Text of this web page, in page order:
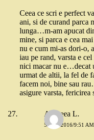
Ceea ce scri e perfect
ani, si de curand parca
lunga…m-am apucat
mine, si parca e cea
nu e cum mi-as dori-o,
iau pe rand, varsta e
nici macar nu e…decat
urmat de altii, la fel de
facem noi, bine sau
asigure varsta, fericirea
Andreea L.
5 MAI 2016/9:51 AM